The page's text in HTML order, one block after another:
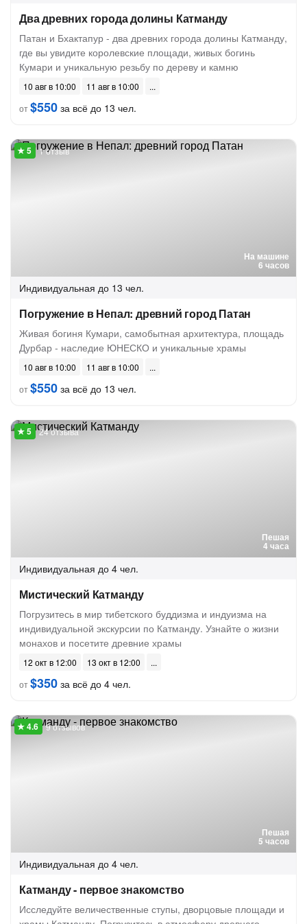
Два древних города долины Катманду
Патан и Бхактапур - два древних города долины Катманду,
где вы увидите королевские площади, живых богинь
Кумари и уникальную резьбу по дереву и камню
10 авг в 10:00
11 авг в 10:00
от$550 за всё до 13 чел.
На машине
6 часов
1 отзыв
Индивидуальная до 13 чел.
Погружение в Непал: древний город Патан
Живая богиня Кумари, самобытная архитектура, площадь
Дурбар - наследие ЮНЕСКО и уникальные храмы
10 авг в 10:00
11 авг в 10:00
от$550 за всё до 13 чел.
Пешая
4 часа
24 отзыва
Индивидуальная до 4 чел.
Мистический Катманду
Погрузитесь в мир тибетского буддизма и индуизма на
индивидуальной экскурсии по Катманду. Узнайте о жизни
монахов и посетите древние храмы
12 окт в 12:00
13 окт в 12:00
от$350 за всё до 4 чел.
Пешая
5 часов
9 отзывов
Индивидуальная до 4 чел.
Катманду - первое знакомство
Исследуйте величественные ступы, дворцовые площади и